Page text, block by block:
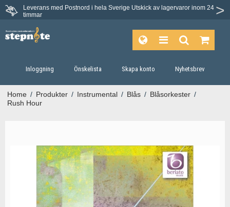
Leverans med Postnord i hela Sverige Utskick av lagervaror inom 24
timmar
Du har 30 dagars ångerrätt.
Inloggning Önskelista Skapa konto Nyhetsbrev
Home / Produkter / Instrumental / Blås / Blåsorkester /
Rush Hour